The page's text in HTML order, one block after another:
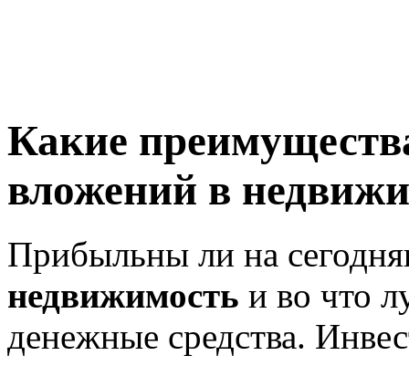
Какие
вложений в
Прибыльны ли на
недвижимость и во что
денежные средства.